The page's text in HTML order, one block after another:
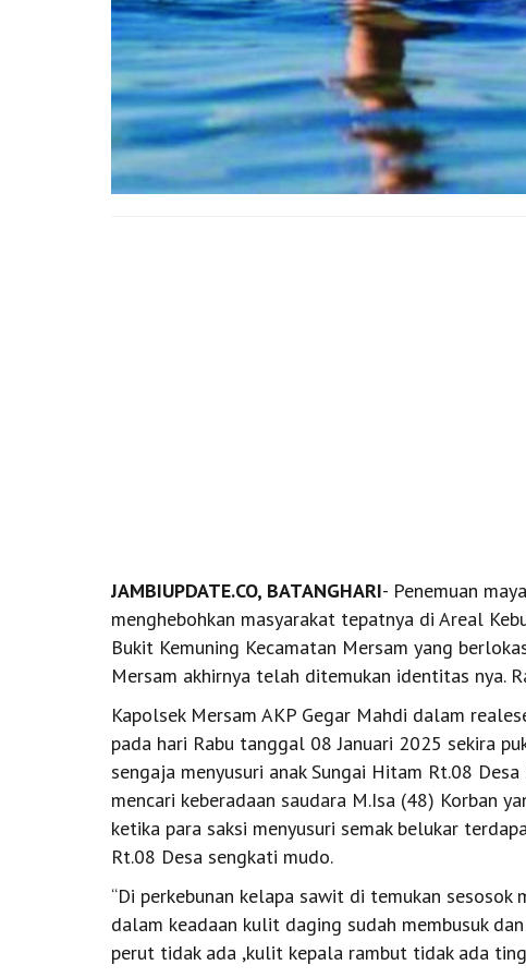
JAMBIUPDATE.CO, BATANGHARI- Penemuan
menghebohkan masyarakat tepatnya di Areal
Bukit Kemuning Kecamatan Mersam yang
Mersam akhirnya telah ditemukan identitas nya.
Kapolsek Mersam AKP Gegar Mahdi dalam
pada hari Rabu tanggal 08 Januari 2025 sekira
sengaja menyusuri anak Sungai Hitam Rt.08
mencari keberadaan saudara M.Isa (48) Korban
ketika para saksi menyusuri semak belukar
Rt.08 Desa sengkati mudo.
“Di perkebunan kelapa sawit di temukan
dalam keadaan kulit daging sudah membusuk
perut tidak ada ,kulit kepala rambut tidak ada